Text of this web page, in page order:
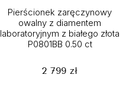
Pierścionek zaręczynowy
owalny z diamentem
laboratoryjnym z białego złota
P0801BB 0.50 ct
2 799 zł